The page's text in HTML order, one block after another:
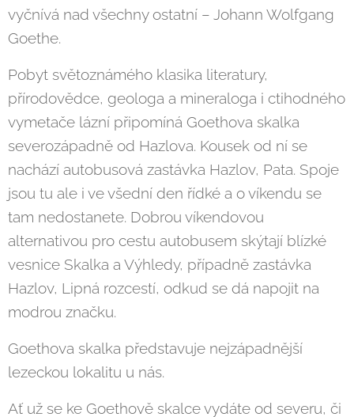
vyčnívá nad všechny ostatní – Johann Wolfgang
Goethe.
Pobyt světoznámého klasika literatury,
přírodovědce, geologa a mineraloga i ctihodného
vymetače lázní připomíná Goethova skalka
severozápadně od Hazlova. Kousek od ní se
nachází autobusová zastávka Hazlov, Pata. Spoje
jsou tu ale i ve všední den řídké a o víkendu se
tam nedostanete. Dobrou víkendovou
alternativou pro cestu autobusem skýtají blízké
vesnice Skalka a Výhledy, případně zastávka
Hazlov, Lipná rozcestí, odkud se dá napojit na
modrou značku.
Goethova skalka představuje nejzápadnější
lezeckou lokalitu u nás.
Ať už se ke Goethově skalce vydáte od severu, či